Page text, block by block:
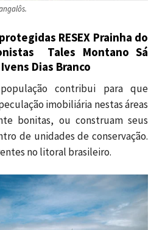
RESEX Prainha do
Tales Montano Sá
Dias Branco
contribui para que
imobiliária nestas áreas
bonitas, ou construam seus
de unidades de conservação.
no litoral brasileiro.